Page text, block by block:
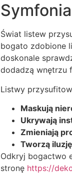
Świat listew
bogato zdobione
doskonale
dodadzą wnętrzu
Listwy
Maskują
Ukrywają
Zmieniają
Tworzą
Odkryj bogactwo
stronę https://